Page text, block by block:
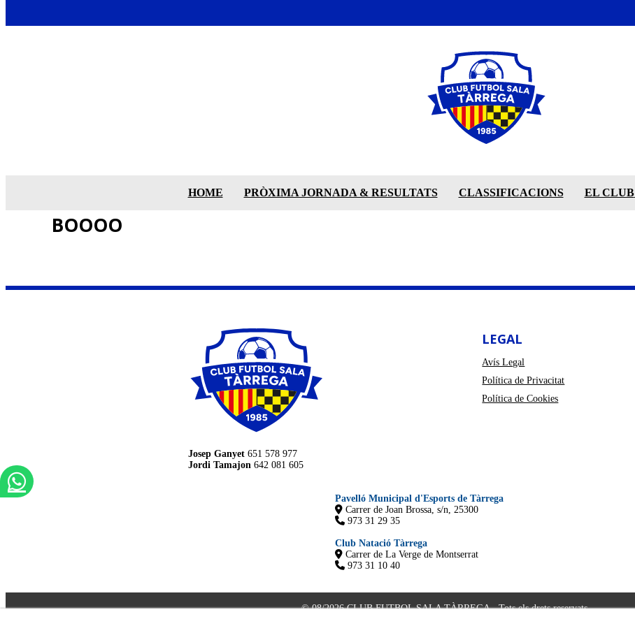
HOME PRÒXIMA JORNADA & RESULTATS CLASSIFICACIONS EL CLUB
BOOOO
Josep Ganyet 651 578 977
Jordi Tamajon 642 081 605
LEGAL
Avís Legal
Política de Privacitat
Política de Cookies
Pavelló Municipal d'Esports de Tàrrega
Carrer de Joan Brossa, s/n, 25300
973 31 29 35
Club Natació Tàrrega
Carrer de La Verge de Montserrat
973 31 10 40
© 08/2026 CLUB FUTBOL SALA TÀRREGA - Tots els drets reservats.